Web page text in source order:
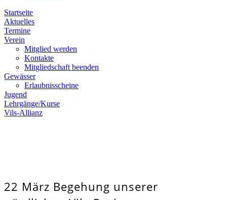
Startseite
Aktuelles
Termine
Verein
Mitglied werden
Kontakte
Mitgliedschaft beenden
Gewässer
Erlaubnisscheine
Jugend
Lehrgänge/Kurse
Vils-Allianz
22 März Begehung unserer